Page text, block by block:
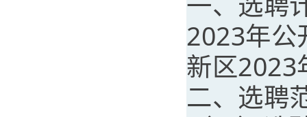
2023年公
新区2023
二、选聘